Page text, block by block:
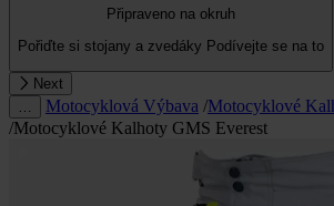
Připraveno na okruh
Pořiďte si stojany a zvedáky Podívejte se na to
Next
Motocyklová Výbava /Motocyklové
/Motocyklové Kalhoty GMS Everest